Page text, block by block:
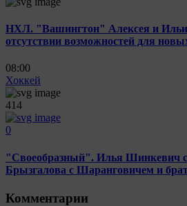
НХЛ. "Вашингтон" Алексея и Ильи
отсутствии возможностей для
08:00
Хоккей
414
0
"Своеобразный". Илья Шинкевич
Брызгалова с Шаранговичем и
Комментарии